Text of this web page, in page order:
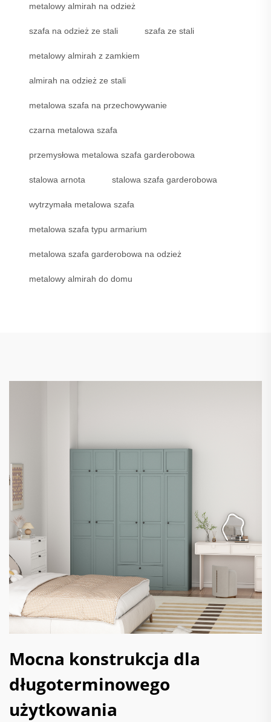
metalowy almirah na odzież
szafa na odzież ze stali szafa ze stali
metalowy almirah z zamkiem
almirah na odzież ze stali
metalowa szafa na przechowywanie
czarna metalowa szafa
przemysłowa metalowa szafa garderobowa
stalowa arnota stalowa szafa garderobowa
wytrzymała metalowa szafa
metalowa szafa typu armarium
metalowa szafa garderobowa na odzież
metalowy almirah do domu
Mocna konstrukcja dla
długoterminowego
użytkowania